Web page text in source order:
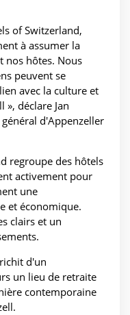
of Switzerland,
à assumer la
nos hôtes. Nous
peuvent se
avec la culture et
déclare Jan
d'Appenzeller
regroupe des hôtels
activement pour
une
et économique.
clairs et un
d'un
un lieu de retraite
contemporaine